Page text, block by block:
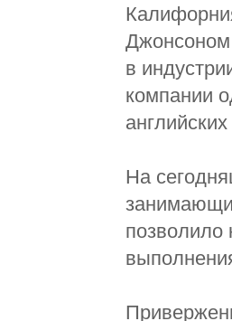
в
компании
На
позволило